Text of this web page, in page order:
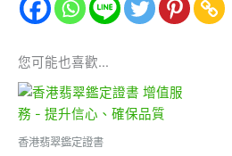
您可能也喜歡…
香港翡翠鑑定證書